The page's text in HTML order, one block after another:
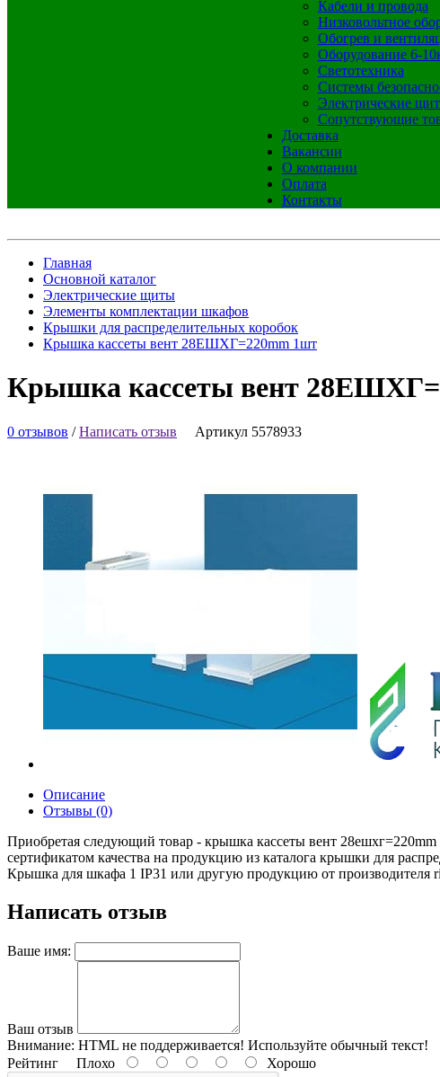
Кабели и провода
Низковольтное
Обогрев и
Оборудование 6-
Светотехника
Системы
Электрические
Сопутствующие
Доставка
Вакансии
О компании
Оплата
Контакты
Главная
Основной каталог
Электрические щиты
Элементы комплектации шкафов
Крышки для распределительных коробок
Крышка кассеты вент 28ЕШXГ=220mm 1шт
Крышка кассеты вент
0 отзывов /Написать отзыв Артикул 5578933
Описание
Отзывы (0)
Приобретая следующий товар - крышка кассеты вент
сертификатом качества на продукцию из каталога крышки для
Крышка для шкафа 1 IP31 или другую продукцию от производителя
Написать отзыв
Ваше имя:
Ваш отзыв
Внимание: HTML не поддерживается! Используйте обычный текст!
Рейтинг Плохо Хорошо